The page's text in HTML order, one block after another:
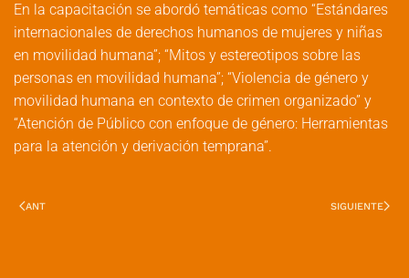
En la capacitación se abordó temáticas como “Estándares
internacionales de derechos humanos de mujeres y niñas
en movilidad humana”; “Mitos y estereotipos sobre las
personas en movilidad humana”; “Violencia de género y
movilidad humana en contexto de crimen organizado” y
“Atención de Público con enfoque de género: Herramientas
para la atención y derivación temprana”.
ANT SIGUIENTE